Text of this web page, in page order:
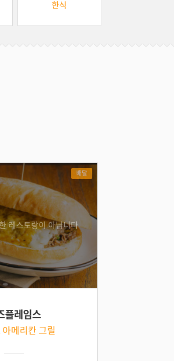
한식
배달
레스토랑이 아닙니다
플레임스
아메리칸 그릴